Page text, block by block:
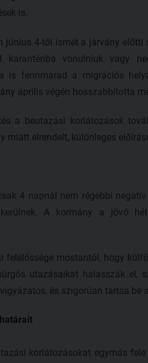
is.
4-től ismét a járvány előtti
vonulniuk vagy
is fennmarad a migrációs
április végén hosszabbította
a beutazási korlátozások
elrendelt, különleges
4 napnál nem régebbi
A kormány a jövő
mostantól, hogy
utazásaikat halasszák el,
és szigorúan tartsa be
korlátozásokat egymás